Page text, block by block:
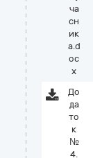
ча
сн
ик
а.d
oc
x
До
да
то
к
№
4.